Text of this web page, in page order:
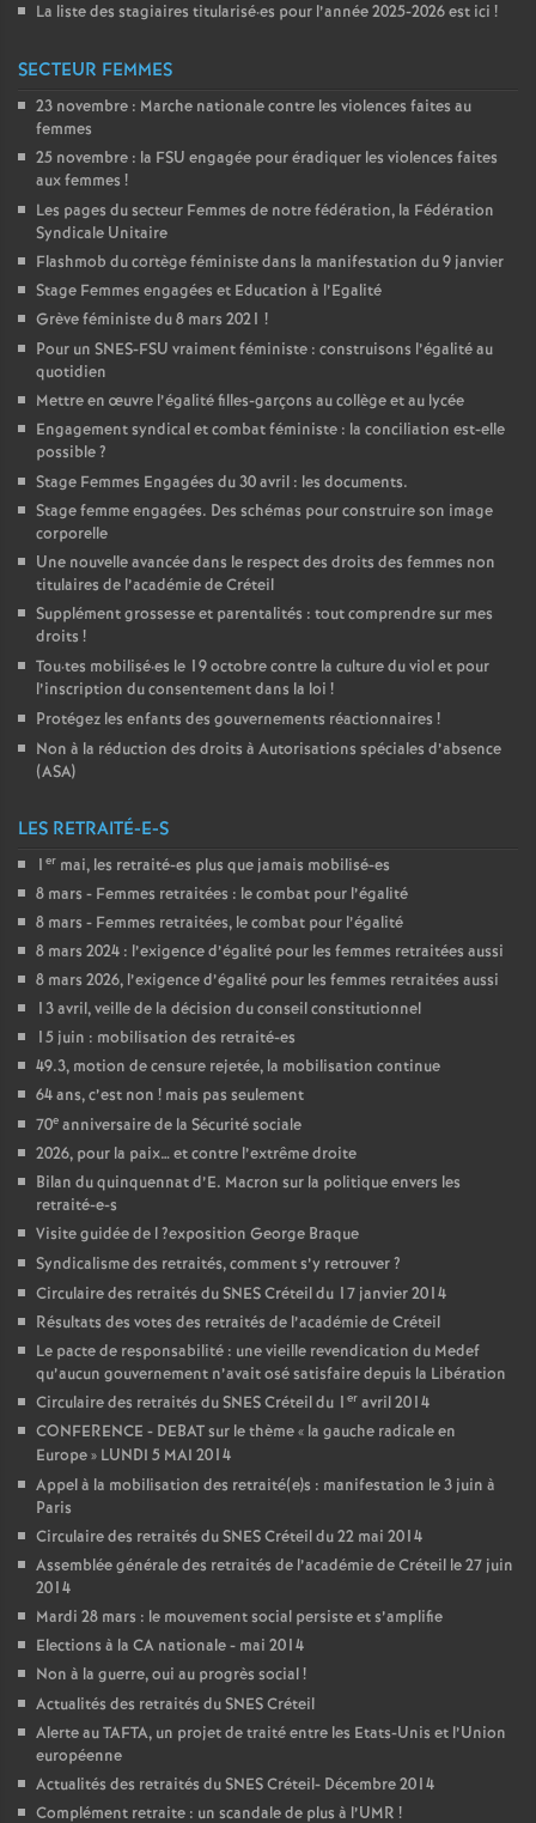
La liste des stagiaires titularisé·es pour l’année 2025-2026 est ici !
SECTEUR FEMMES
23 novembre : Marche nationale contre les violences faites au
femmes
25 novembre : la FSU engagée pour éradiquer les violences faites
aux femmes !
Les pages du secteur Femmes de notre fédération, la Fédération
Syndicale Unitaire
Flashmob du cortège féministe dans la manifestation du 9 janvier
Stage Femmes engagées et Education à l’Egalité
Grève féministe du 8 mars 2021 !
Pour un SNES-FSU vraiment féministe : construisons l’égalité au
quotidien
Mettre en œuvre l’égalité filles-garçons au collège et au lycée
Engagement syndical et combat féministe : la conciliation est-elle
possible?
Stage Femmes Engagées du 30 avril : les documents.
Stage femme engagées. Des schémas pour construire son image
corporelle
Une nouvelle avancée dans le respect des droits des femmes non
titulaires de l’académie de Créteil
Supplément grossesse et parentalités : tout comprendre sur mes
droits !
Tou·tes mobilisé·es le 19 octobre contre la culture du viol et pour
l’inscription du consentement dans la loi !
Protégez les enfants des gouvernements réactionnaires !
Non à la réduction des droits à Autorisations spéciales d’absence
(ASA)
LES RETRAITÉ-E-S
1 er mai, les retraité-es plus que jamais mobilisé-es
8 mars - Femmes retraitées : le combat pour l’égalité
8 mars - Femmes retraitées, le combat pour l’égalité
8 mars 2024 : l’exigence d’égalité pour les femmes retraitées aussi
8 mars 2026, l’exigence d’égalité pour les femmes retraitées aussi
13 avril, veille de la décision du conseil constitutionnel
15 juin : mobilisation des retraité-es
49.3, motion de censure rejetée, la mobilisation continue
64 ans, c’est non ! mais pas seulement
70e anniversaire de la Sécurité sociale
2026, pour la paix… et contre l’extrême droite
Bilan du quinquennat d’E. Macron sur la politique envers les
retraité-e-s
Visite guidée de l?exposition George Braque
Syndicalisme des retraités, comment s’y retrouver?
Circulaire des retraités duSNESCréteil du 17 janvier 2014
Résultats des votes des retraités de l’académie de Créteil
Le pacte de responsabilité : une vieille revendication du Medef
qu’aucun gouvernement n’avait osé satisfaire depuis la Libération
Circulaire des retraités duSNESCréteil du 1 er avril 2014
CONFERENCE - DEBATsur le thème « la gauche radicale en
Europe» LUNDI 5 MAI 2014
Appel à la mobilisation des retraité(e)s : manifestation le 3 juin à
Paris
Circulaire des retraités duSNESCréteil du 22 mai 2014
Assemblée générale des retraités de l’académie de Créteil le 27 juin
2014
Mardi 28 mars : le mouvement social persiste et s’amplifie
Elections à la CA nationale - mai 2014
Non à la guerre, oui au progrès social!
Actualités des retraités duSNESCréteil
Alerte auTAFTA, un projet de traité entre les Etats-Unis et l’Union
européenne
Actualités des retraités duSNESCréteil- Décembre 2014
Complément retraite : un scandale de plus à l’UMR !